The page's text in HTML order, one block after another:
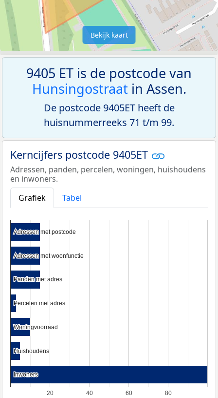
Bekijk kaart
9405 ET is de postcode van
Hunsingostraatin Assen.
De postcode 9405ET heeft de
huisnummerreeks 71 t/m 99.
Kerncijfers postcode 9405ET
Adressen, panden, percelen, woningen, huishoudens
en inwoners.
Grafiek
Tabel
20 40 60 80
Adressen met postcode
Adressen met postcode
Adressen met woonfunctie
Adressen met woonfunctie
Panden met adres
Panden met adres
Percelen met adres
Percelen met adres
Woningvoorraad
Woningvoorraad
Huishoudens
Huishoudens
Inwoners
Inwoners